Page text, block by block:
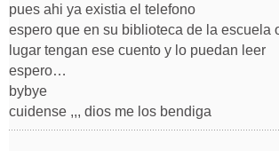
pues ahi ya existia el telefono
espero que en su biblioteca de la escuela
lugar tengan ese cuento y lo puedan leer
espero…
bybye
cuidense ,,, dios me los bendiga